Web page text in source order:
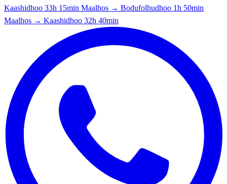
Kaashidhoo 33h 15min Maalhos → Bodufolhudhoo 1h 50min
Maalhos → Kaashidhoo 32h 40min